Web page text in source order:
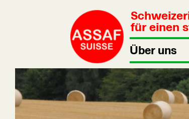
für einen
Über uns